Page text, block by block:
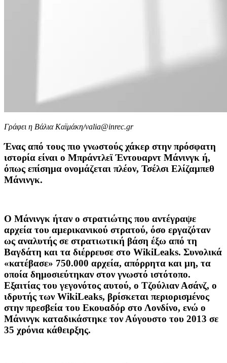
Γράφει η Βάλια Καϊμάκη/valia@inrec.gr
Ένας από τους πιο γνωστούς χάκερ στην πρόσφατη
ιστορία είναι ο Μπράντλεϊ Έντουαρντ Μάνινγκ ή,
όπως επίσημα ονομάζεται πλέον, Τσέλσι Ελίζαμπεθ
Μάνινγκ.
Ο Μάνινγκ ήταν ο στρατιώτης που αντέγραψε
αρχεία του αμερικανικού στρατού, όσο εργαζόταν
ως αναλυτής σε στρατιωτική βάση έξω από τη
Βαγδάτη και τα διέρρευσε στο WikiLeaks. Συνολικά
«κατέβασε» 750.000 αρχεία, απόρρητα και μη, τα
οποία δημοσιεύτηκαν στον γνωστό ιστότοπο.
Εξαιτίας του γεγονότος αυτού, ο Τζούλιαν Ασάνζ, ο
ιδρυτής των WikiLeaks, βρίσκεται περιορισμένος
στην πρεσβεία του Εκουαδόρ στο Λονδίνο, ενώ ο
Μάνινγκ καταδικάστηκε τον Αύγουστο του 2013 σε
35 χρόνια κάθειρξης.